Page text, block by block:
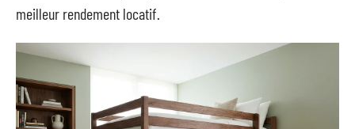
meilleur rendement locatif.